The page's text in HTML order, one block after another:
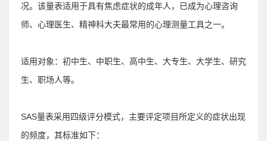
况。该量表适用于具有焦虑症状的成年人，已成为心理咨询
师、心理医生、精神科大夫最常用的心理测量工具之一。
适用对象：初中生、中职生、高中生、大专生、大学生、研究
生、职场人等。
SAS量表采用四级评分模式，主要评定项目所定义的症状出现
的频度，其标准如下：